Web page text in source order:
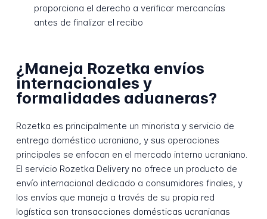
proporciona el derecho a verificar mercancías
antes de finalizar el recibo
¿Maneja Rozetka envíos
internacionales y
formalidades aduaneras?
Rozetka es principalmente un minorista y servicio de
entrega doméstico ucraniano, y sus operaciones
principales se enfocan en el mercado interno ucraniano.
El servicio Rozetka Delivery no ofrece un producto de
envío internacional dedicado a consumidores finales, y
los envíos que maneja a través de su propia red
logística son transacciones domésticas ucranianas